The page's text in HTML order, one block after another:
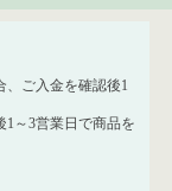
、ご入金を確認後1
～3営業日で商品を